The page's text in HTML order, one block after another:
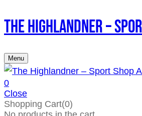
The Highlandner –
Menu
0
Close
Shopping Cart(0)